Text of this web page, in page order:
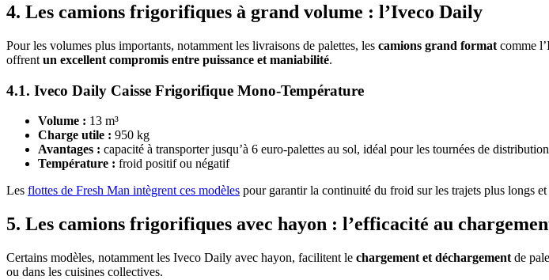
4. Les camions frigorifiques à grand volume : l’Iveco Daily
Pour les volumes plus importants, notamment les livraisons de palettes, les camions grand format comme
offrent un excellent compromis entre puissance et maniabilité.
4.1. Iveco Daily Caisse Frigorifique Mono-Température
Volume : 13 m³
Charge utile : 950 kg
Avantages : capacité à transporter jusqu’à 6 euro-palettes au sol, idéal pour les tournées de
Température : froid positif ou négatif
Les flottes de Fresh Man intègrent ces modèles pour garantir la continuité du froid sur les trajets plus longs
5. Les camions frigorifiques avec hayon : l’efficacité au
Certains modèles, notamment les Iveco Daily avec hayon, facilitent le chargement et déchargement de
ou dans les cuisines collectives.